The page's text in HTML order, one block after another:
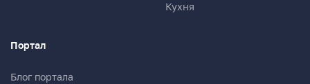
Кухня
Портал
Блог портала